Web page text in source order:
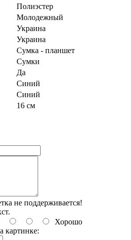
Полиэстер
Молодежный
Украина
Украина
Сумка - планшет
Сумки
Да
Синий
Синий
16 см
не поддерживается!
Хорошо
картинке: